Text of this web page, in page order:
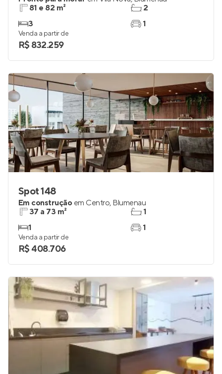
81 e 82 m²
3
2
1
Venda a partir de
R$ 832.259
Spot 148
Em construção em Centro, Blumenau
37 a 73 m²
1
1
1
Venda a partir de
R$ 408.706